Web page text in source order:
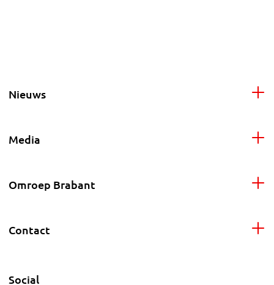
Nieuws
Media
Omroep Brabant
Contact
Social